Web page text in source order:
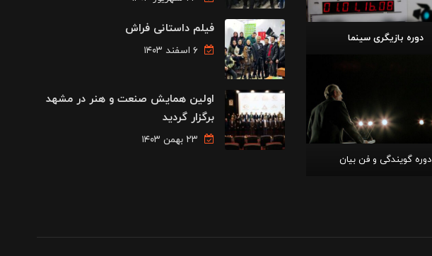
دوره بازیگری سینما
دوره گویندگی و فن بیان
فیلم داستانی فراش
اولین همایش صنعت و هنر در مشهد
برگزار گردید